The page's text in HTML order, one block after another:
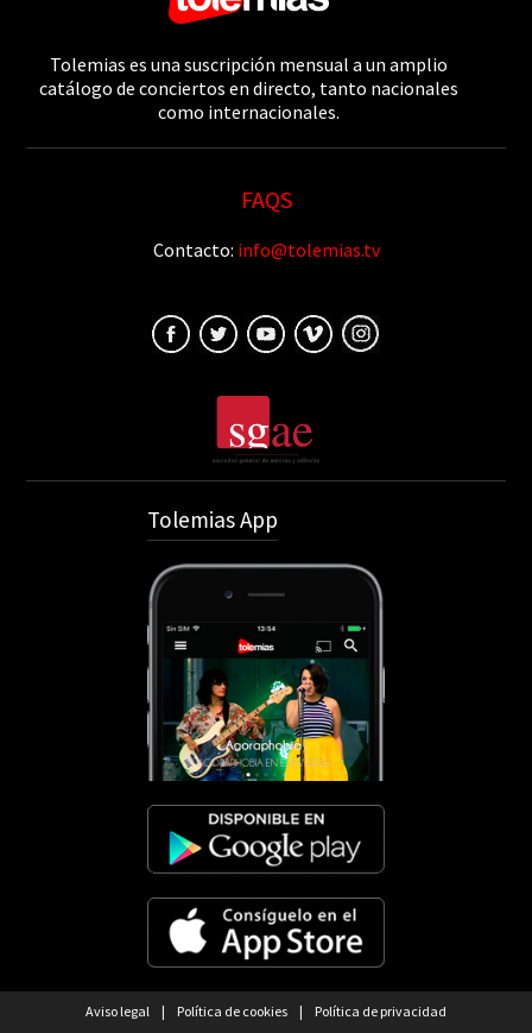
Tolemias es una suscripción mensual a un amplio
catálogo de conciertos en directo, tanto nacionales
como internacionales.
FAQS
Contacto: info@tolemias.tv
Tolemias App
Aviso legal | Política de cookies | Política de privacidad